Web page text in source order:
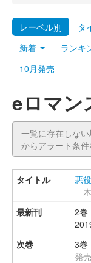
Myシェルフ
プレミアム
レーベル別 タ
新着
ランキ
10月発売
eロマン
一覧に存在しな
からアラート条件
悪
2巻
3巻
発